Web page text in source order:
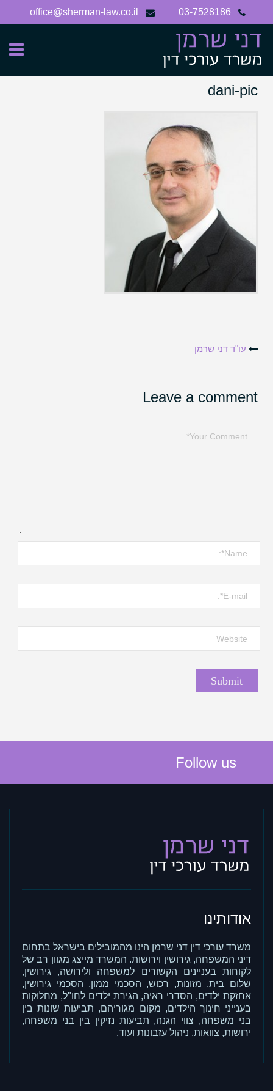
03-7528186
office@sherman-law.co.il
dani-pic
Post
navigation
עו"ד דני שרמן
Leave a comment
Follow us
אודותינו
משרד עורכי דין דני שרמן הינו מהמובילים בישראל בתחום
דיני המשפחה, גירושין וירושות. המשרד מייצג מגוון רב של
לקוחות בעניינים הקשורים למשפחה ולירושה, גירושין,
שלום בית, מזונות, רכוש, הסכמי ממון, הסכמי גירושין,
אחזקת ילדים, הסדרי ראיה, הגירת ילדים לחו"ל, מחלוקות
בענייני חינוך הילדים, מקום מגוריהם, תביעות שונות בין
בני משפחה, צווי הגנה, תביעות נזיקין בין בני משפחה,
ירושות, צוואות, ניהול עזבונות ועוד.